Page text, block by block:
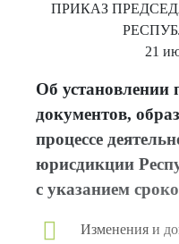
ПРИКАЗ
21
Об установлении
документов,
процессе
юрисдикции
с указанием
Изменения и